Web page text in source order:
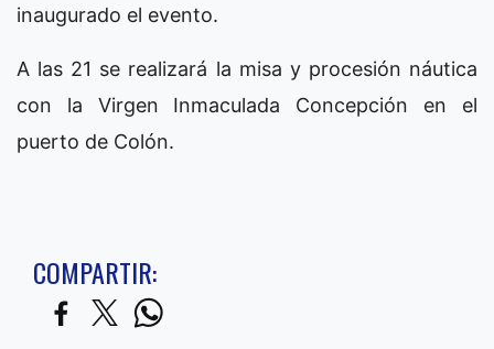
inaugurado el evento.
A las 21 se realizará la misa y procesión náutica
con la Virgen Inmaculada Concepción en el
puerto de Colón.
COMPARTIR: